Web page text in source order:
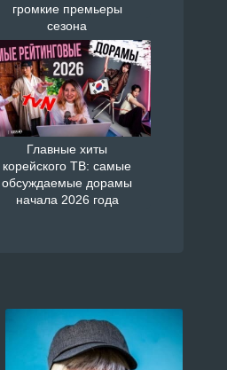
громкие премьеры
сезона
Главные хиты
корейского ТВ: самые
обсуждаемые дорамы
начала 2026 года